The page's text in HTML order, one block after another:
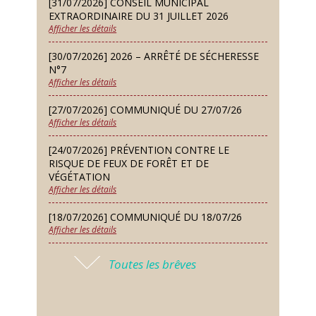
Défi de pêche aux leurres (concept
lure house)
Dimanche 13 Sep
Repas de fouées
Lundi 14 Sep
Conseil municipal du 14 septembre
2026
Jeudi 24 Sep
Permanence des Architectes des
Bâtiments de France
Samedi 26 Sep
Concours de palets
Vendredi 09 Oct
Soirée des nouveaux habitants
EXTRAORDINAIRE DU 31 JUILLET 2026
Afficher les détails
[30/07/2026] 2026 – ARRÊTÉ DE SÉCHERESSE
N°7
Afficher les détails
[27/07/2026] COMMUNIQUÉ DU 27/07/26
Afficher les détails
[24/07/2026] PRÉVENTION CONTRE LE
RISQUE DE FEUX DE FORÊT ET DE
VÉGÉTATION
Afficher les détails
[18/07/2026] COMMUNIQUÉ DU 18/07/26
Afficher les détails
[17/07/2026] 2026 – ARRÊTÉ DE SÉCHERESSE
Toutes les brêves